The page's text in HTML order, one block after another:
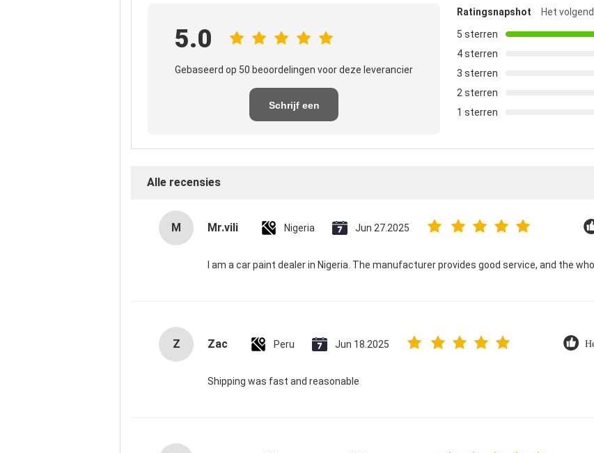
5.0
Gebaseerd op 50 beoordelingen voor deze leverancier
Schrijf een
Ratingsnapshot
Het
5 sterren
4 sterren
3 sterren
2 sterren
1 sterren
Alle recensies
M Mr.vili Nigeria Jun 27.2025
I am a car paint dealer in Nigeria. The manufacturer provides good service, and the
Z Zac Peru Jun 18.2025
Shipping was fast and reasonable